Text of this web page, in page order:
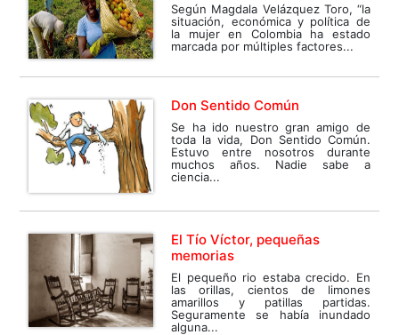
Según Magdala Velázquez Toro, “la
situación, económica y política de
la mujer en Colombia ha estado
marcada por múltiples factores...
Don Sentido Común
Se ha ido nuestro gran amigo de
toda la vida, Don Sentido Común.
Estuvo entre nosotros durante
muchos años. Nadie sabe a
ciencia...
El Tío Víctor, pequeñas
memorias
El pequeño rio estaba crecido. En
las orillas, cientos de limones
amarillos y patillas partidas.
Seguramente se había inundado
alguna...